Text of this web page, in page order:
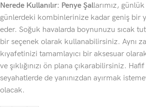
Nerede Kullanılır: Penye Şallarımız,
günlerdeki kombinlerinize kadar geniş bir
eder. Soğuk havalarda boynunuzu sıcak
bir seçenek olarak kullanabilirsiniz. Aynı
kıyafetinizi tamamlayıcı bir aksesuar
ve şıklığınızı ön plana çıkarabilirsiniz.
seyahatlerde de yanınızdan ayırmak
olacak.